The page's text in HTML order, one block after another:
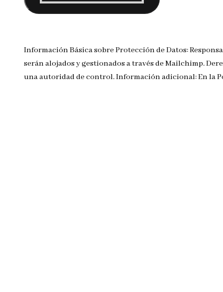
Información Básica sobre Protección de Datos:
serán alojados y gestionados a través de Mailchimp.
una autoridad de control. Información adicional: En la